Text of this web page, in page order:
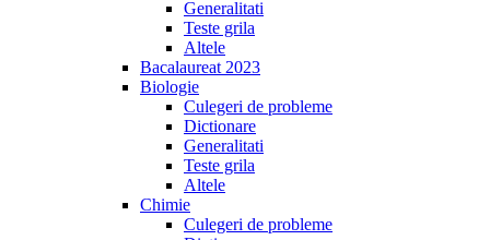
Generalitati
Teste grila
Altele
Bacalaureat 2023
Biologie
Culegeri de probleme
Dictionare
Generalitati
Teste grila
Altele
Chimie
Culegeri de probleme